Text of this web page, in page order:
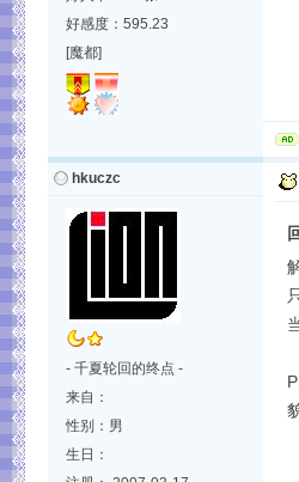
好感度：595.23
[魔都]
hkuczc
- 千夏轮回的终点 -
来自：
性别：男
生日：